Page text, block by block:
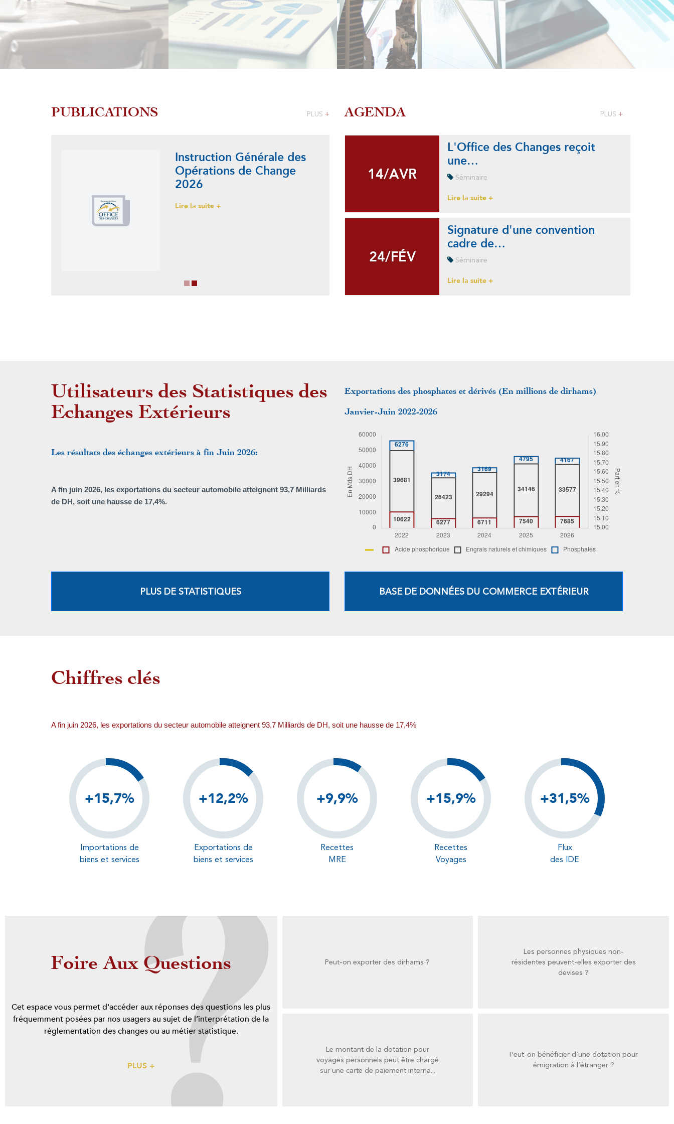
à l’Etranger
de change manuel
PUBLICATIONS PLUS +
Instruction Générale des
Opérations de Change
2026
Lire la suite +
Indicateurs des échanges
extérieurs à fin Juin 2026
Lire la suite +
AGENDA PLUS +
14/AVR
14/AVR
L'Office des Changes reçoit
une…
Séminaire
Lire la suite +
24/FÉV
24/FÉV
Signature d'une convention
cadre de…
Séminaire
Lire la suite +
Utilisateurs des Statistiques des
Echanges Extérieurs
Les résultats des échanges extérieurs à fin Juin 2026:
A fin juin 2026, les exportations du secteur automobile atteignent 93,7 Milliards
de DH, soit une hausse de 17,4%.
PLUS DE STATISTIQUES
Exportations des phosphates et dérivés (En millions de dirhams)
Janvier-Juin 2022-2026
BASE DE DONNÉES DU COMMERCE EXTÉRIEUR
Chiffres clés
A fin juin 2026, les exportations du secteur automobile atteignent 93,7 Milliards de DH, soit une hausse de 17,4%
+15,7%
Importations de
biens et services
+12,2%
Exportations de
biens et services
+9,9%
Recettes
MRE
+15,9%
Recettes
Voyages
+31,5%
Flux
des IDE
Foire Aux Questions
Cet espace vous permet d'accéder aux réponses des questions les plus
fréquemment posées par nos usagers au sujet de l’interprétation de la
réglementation des changes ou au métier statistique.
PLUS +
Peut-on exporter des dirhams ?
Peut-on exporter des dirhams ?
Les personnes physiques non-
résidentes peuvent-elles exporter des
devises ?
Les personnes physiques non-
résidentes peuvent-elles exporter des
devises ?
Le montant de la dotation pour
voyages personnels peut être chargé
sur une carte de paiement interna...
Le montant de la dotation pour
voyages personnels peut être chargé
sur une carte de paiement interna...
Peut-on bénéficier d’une dotation pour
émigration à l’étranger ?
Peut-on bénéficier d’une dotation pour
émigration à l’étranger ?